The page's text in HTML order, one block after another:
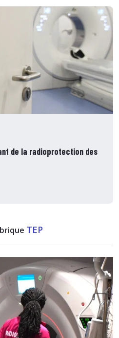
de la radioprotection des
TEP